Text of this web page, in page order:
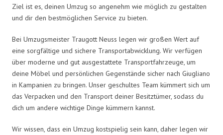
Ziel ist es, deinen Umzug so angenehm wie möglich zu gestalten
und dir den bestmöglichen Service zu bieten.
Bei Umzugsmeister Traugott Neuss legen wir großen Wert auf
eine sorgfältige und sichere Transportabwicklung. Wir verfügen
über moderne und gut ausgestattete Transportfahrzeuge, um
deine Möbel und persönlichen Gegenstände sicher nach Giugliano
in Kampanien zu bringen. Unser geschultes Team kümmert sich um
das Verpacken und den Transport deiner Besitztümer, sodass du
dich um andere wichtige Dinge kümmern kannst.
Wir wissen, dass ein Umzug kostspielig sein kann, daher legen wir